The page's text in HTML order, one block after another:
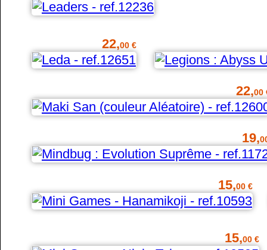
22,00 €
22,00
19,
15,00 €
15,00 €